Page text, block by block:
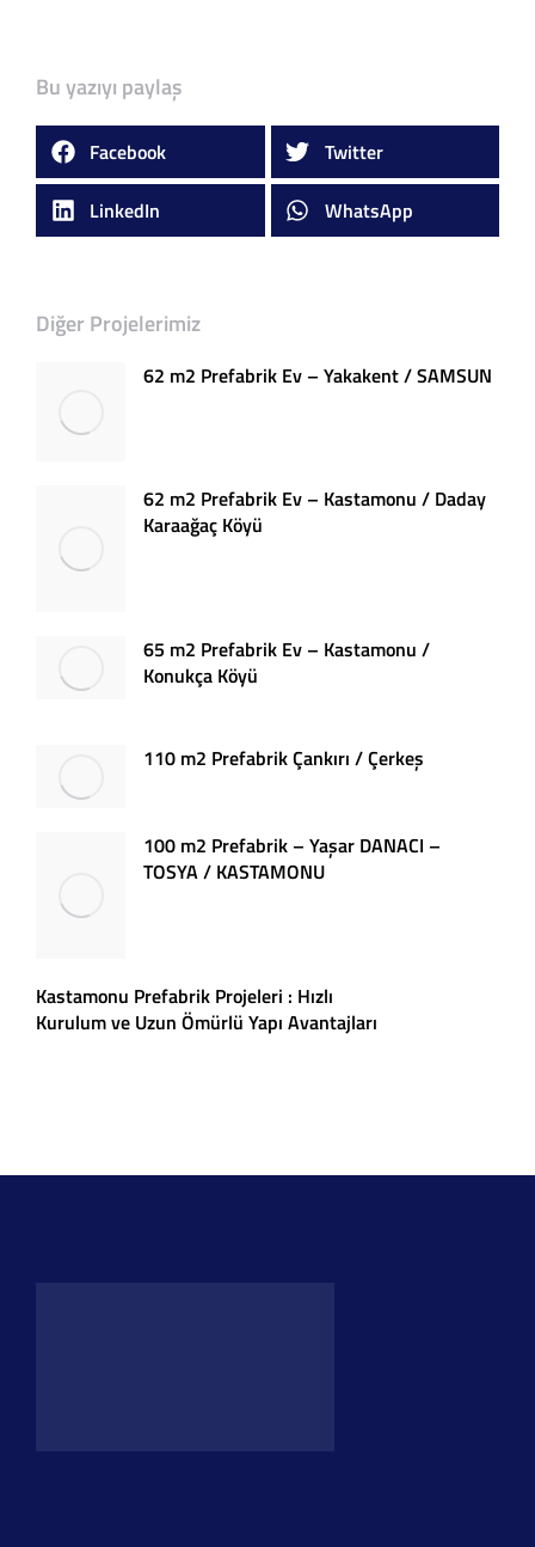
Bu yazıyı paylaş
Facebook Twitter
LinkedIn WhatsApp
Diğer Projelerimiz
62 m2 Prefabrik Ev – Yakakent / SAMSUN
62 m2 Prefabrik Ev – Kastamonu / Daday
Karaağaç Köyü
65 m2 Prefabrik Ev – Kastamonu /
Konukça Köyü
110 m2 Prefabrik Çankırı / Çerkeş
100 m2 Prefabrik – Yaşar DANACI –
TOSYA / KASTAMONU
Kastamonu Prefabrik Projeleri : Hızlı
Kurulum ve Uzun Ömürlü Yapı Avantajları